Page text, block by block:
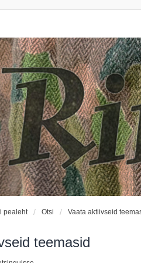
pealeht Otsi Vaata aktiivseid
teemasid